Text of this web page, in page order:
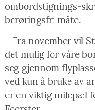
ombordstignings-
berøringsfri måte.
– Fra november vil
det mulig for våre
seg gjennom
ved kun å bruke av
er en viktig milepæl